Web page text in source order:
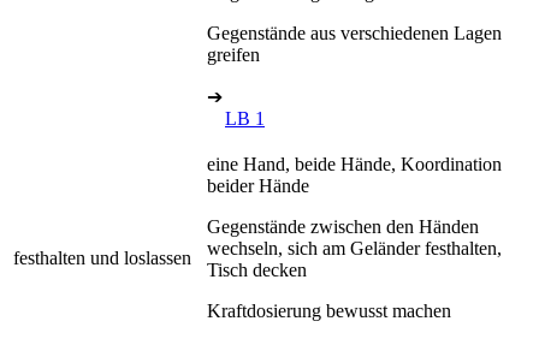
Gegenstände aus verschiedenen Lagen
greifen
➔
LB 1
festhalten und loslassen
eine Hand, beide Hände, Koordination
beider Hände
Gegenstände zwischen den Händen
wechseln, sich am Geländer festhalten,
Tisch decken
Kraftdosierung bewusst machen